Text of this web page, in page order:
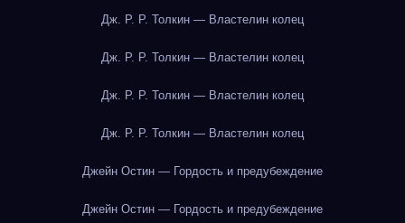
Дж. Р. Р. Толкин — Властелин колец
Дж. Р. Р. Толкин — Властелин колец
Дж. Р. Р. Толкин — Властелин колец
Дж. Р. Р. Толкин — Властелин колец
Джейн Остин — Гордость и предубеждение
Джейн Остин — Гордость и предубеждение